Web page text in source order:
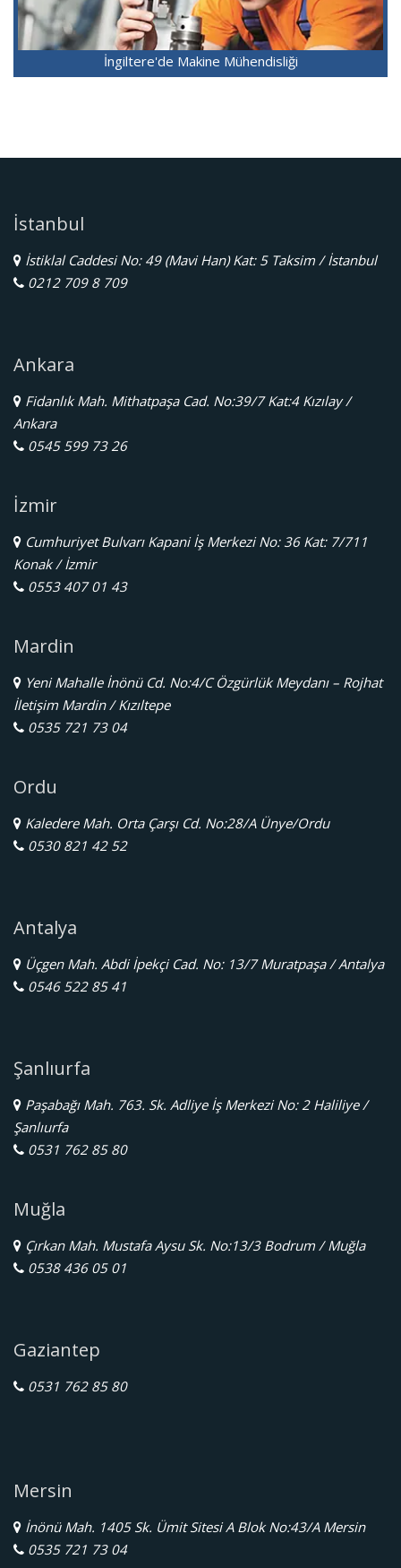
İngiltere'de Makine Mühendisliği
İstanbul
İstiklal Caddesi No: 49 (Mavi Han) Kat: 5 Taksim / İstanbul
0212 709 8 709
Ankara
Fidanlık Mah. Mithatpaşa Cad. No:39/7 Kat:4 Kızılay /
Ankara
0545 599 73 26
İzmir
Cumhuriyet Bulvarı Kapani İş Merkezi No: 36 Kat: 7/711
Konak / İzmir
0553 407 01 43
Mardin
Yeni Mahalle İnönü Cd. No:4/C Özgürlük Meydanı – Rojhat
İletişim Mardin / Kızıltepe
0535 721 73 04
Ordu
Kaledere Mah. Orta Çarşı Cd. No:28/A Ünye/Ordu
0530 821 42 52
Antalya
Üçgen Mah. Abdi İpekçi Cad. No: 13/7 Muratpaşa / Antalya
0546 522 85 41
Şanlıurfa
Paşabağı Mah. 763. Sk. Adliye İş Merkezi No: 2 Haliliye /
Şanlıurfa
0531 762 85 80
Muğla
Çırkan Mah. Mustafa Aysu Sk. No:13/3 Bodrum / Muğla
0538 436 05 01
Gaziantep
0531 762 85 80
Mersin
İnönü Mah. 1405 Sk. Ümit Sitesi A Blok No:43/A Mersin
0535 721 73 04